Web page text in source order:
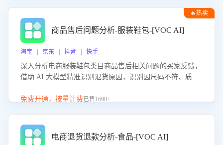
🔥热卖
商品售后问题分析-服装鞋包-[VOC AI]
淘宝 | 京东 | 抖音 | 快手
深入分析电商服装鞋包类目商品售后相关问题的买家反馈，
借助 AI 大模型精准识别退货原因，识别因尺码不符、质量
议，助力商家优化产品或服务，实现销售额的显著提升。
免费开通，按量计费已售1690+
电商退货退款分析-食品-[VOC AI]